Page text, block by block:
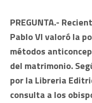
PREGUNTA.-
Pablo VI valoró la
métodos
del matrimonio.
por la Libreria
consulta a los